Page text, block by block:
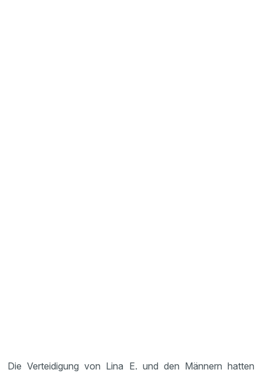
Die Verteidigung von Lina E. und den Männern hatten